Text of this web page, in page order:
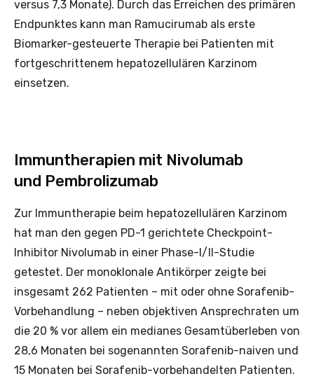
versus 7,3 Monate). Durch das Erreichen des primären
Endpunktes kann man Ramucirumab als erste
Biomarker-gesteuerte Therapie bei Patienten mit
fortgeschrittenem hepatozellulären Karzinom
einsetzen.
Immuntherapien mit Nivolumab
und Pembrolizumab
Zur Immuntherapie beim hepatozellulären Karzinom
hat man den gegen PD-1 gerichtete Checkpoint-
Inhibitor Nivolumab in einer Phase-I/II-Studie
getestet. Der monoklonale Antikörper zeigte bei
insgesamt 262 Patienten – mit oder ohne Sorafenib-
Vorbehandlung – neben objektiven Ansprechraten um
die 20 % vor allem ein medianes Gesamtüberleben von
28,6 Monaten bei sogenannten Sorafenib-naiven und
15 Monaten bei Sorafenib-vorbehandelten Patienten.